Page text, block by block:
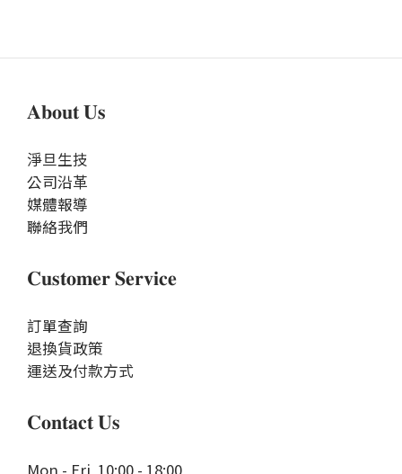
𝐀𝐛𝐨𝐮𝐭 𝐔𝐬
淨旦生技
公司沿革
媒體報導
聯絡我們
𝐂𝐮𝐬𝐭𝐨𝐦𝐞𝐫 𝐒𝐞𝐫𝐯𝐢𝐜𝐞
訂單查詢
退換貨政策
運送及付款方式
𝐂𝐨𝐧𝐭𝐚𝐜𝐭 𝐔𝐬